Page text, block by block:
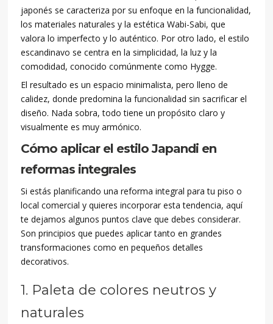
japonés se caracteriza por su enfoque en la funcionalidad,
los materiales naturales y la estética Wabi-Sabi, que
valora lo imperfecto y lo auténtico. Por otro lado, el estilo
escandinavo se centra en la simplicidad, la luz y la
comodidad, conocido comúnmente como Hygge.
El resultado es un espacio minimalista, pero lleno de
calidez, donde predomina la funcionalidad sin sacrificar el
diseño. Nada sobra, todo tiene un propósito claro y
visualmente es muy armónico.
Cómo aplicar el estilo Japandi en
reformas integrales
Si estás planificando una reforma integral para tu piso o
local comercial y quieres incorporar esta tendencia, aquí
te dejamos algunos puntos clave que debes considerar.
Son principios que puedes aplicar tanto en grandes
transformaciones como en pequeños detalles
decorativos.
1. Paleta de colores neutros y
naturales